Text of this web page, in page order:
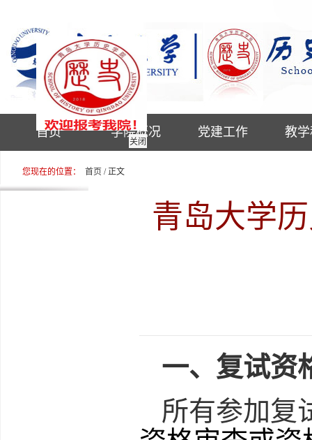
关闭
首页 学院概况 党建工作 教
您现在的位置： 首页 / 正文
青岛大学
一、复试资
所有参加复